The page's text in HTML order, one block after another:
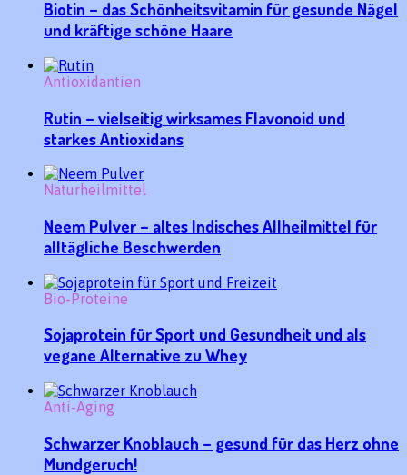
Biotin – das Schönheitsvitamin für gesunde Nägel
und kräftige schöne Haare
Antioxidantien
Rutin – vielseitig wirksames Flavonoid und
starkes Antioxidans
Naturheilmittel
Neem Pulver – altes Indisches Allheilmittel für
alltägliche Beschwerden
Bio-Proteine
Sojaprotein für Sport und Gesundheit und als
vegane Alternative zu Whey
Anti-Aging
Schwarzer Knoblauch – gesund für das Herz ohne
Mundgeruch!